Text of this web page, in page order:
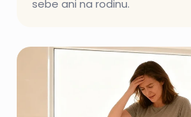
sebe ani na rodinu.